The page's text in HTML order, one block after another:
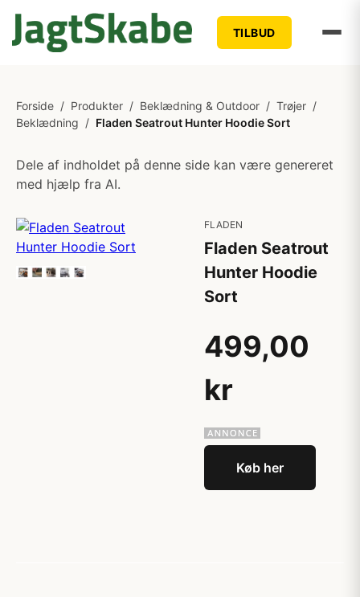
TILBUD
Forside / Produkter / Beklædning & Outdoor / Trøjer /
Beklædning / Fladen Seatrout Hunter Hoodie Sort
Dele af indholdet på denne side kan være genereret
med hjælp fra AI.
FLADEN
Fladen Seatrout
Hunter Hoodie
Sort
499,00
kr
Køb her